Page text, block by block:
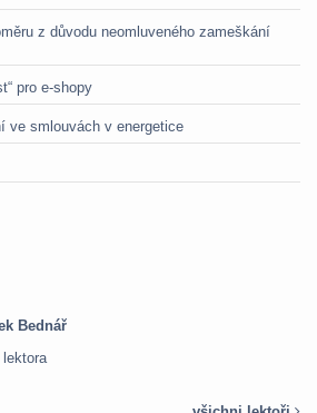
z důvodu neomluveného zameškání
pro e-shopy
ve smlouvách v energetice
Bednář
lektora